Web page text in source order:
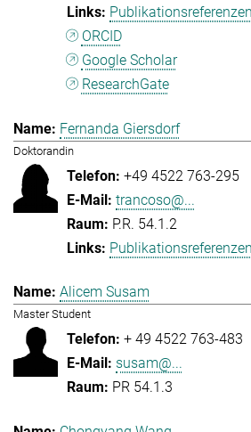
Publikationsreferenzen
ORCID
Google Scholar
ResearchGate
Fernanda Giersdorf
Doktorandin
+49 4522 763-295
trancoso@...
P.R. 54.1.2
Publikationsreferenzen
Alicem Susam
Master Student
+ 49 4522 763-483
susam@...
PR 54.1.3